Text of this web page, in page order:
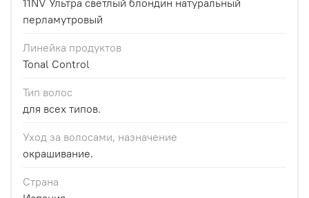
перламутровый
Линейка продуктов
Tonal Control
Тип волос
для всех типов.
Уход за волосами, назначение
окрашивание.
Страна